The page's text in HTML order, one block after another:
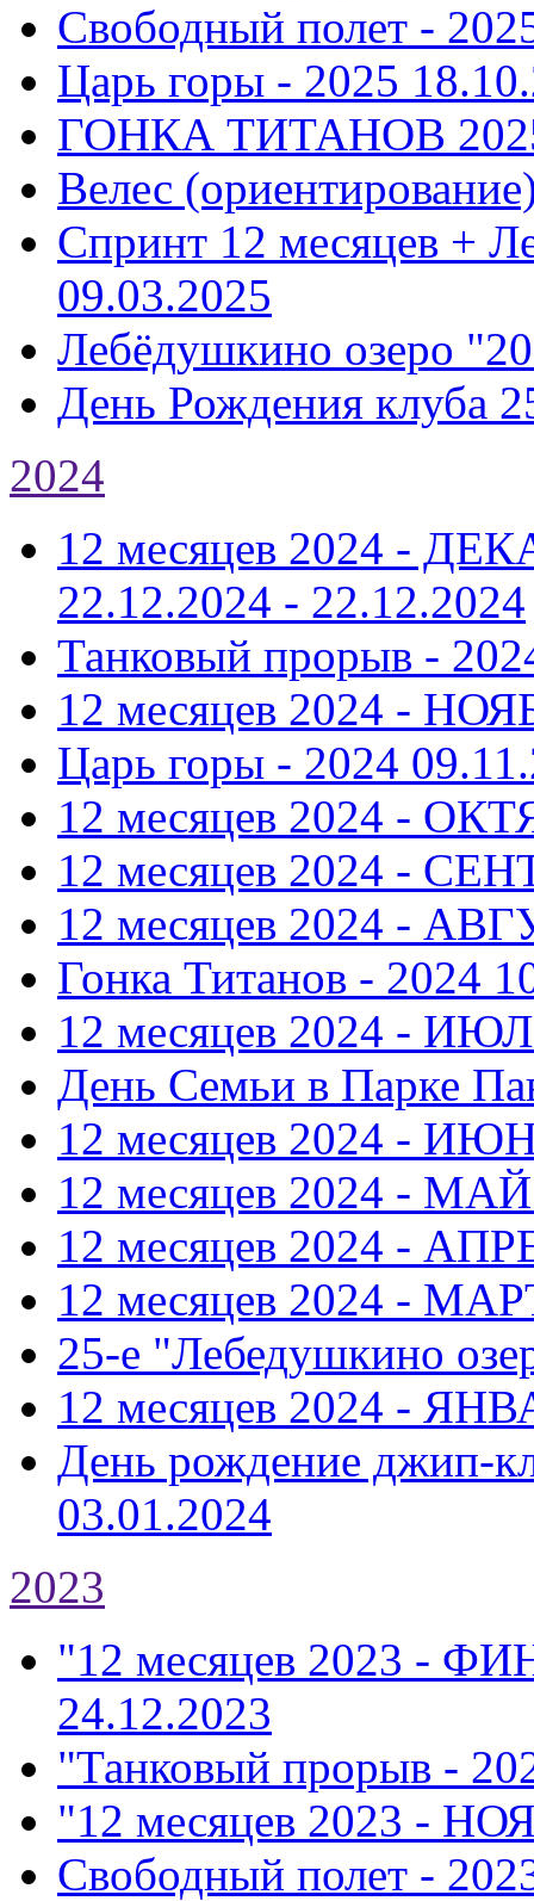
Свободный полет -
Царь горы - 2025
ГОНКА ТИТАНОВ
Велес
Спринт 12 месяцев +
09.03.2025
Лебёдушкино озеро
День Рождения клуба
2024
12 месяцев 2024 -
22.12.2024 - 22.12.2024
Танковый прорыв -
12 месяцев 2024 -
Царь горы - 2024
12 месяцев 2024 -
12 месяцев 2024 -
12 месяцев 2024 -
Гонка Титанов - 2024
12 месяцев 2024 -
День Семьи в Парке
12 месяцев 2024 -
12 месяцев 2024 - МАЙ
12 месяцев 2024 -
12 месяцев 2024 -
25-е "Лебедушкино
12 месяцев 2024 -
День рождение джип-
03.01.2024
2023
"12 месяцев 2023 -
24.12.2023
"Танковый прорыв -
"12 месяцев 2023 -
Свободный полет -